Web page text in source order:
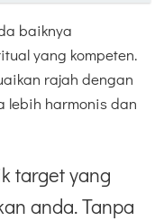
baiknya
yang kompeten.
rajah dengan
lebih harmonis dan
target yang
anda. Tanpa